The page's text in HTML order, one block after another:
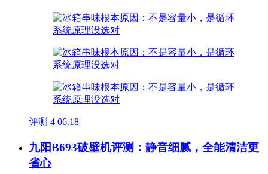
评测 4 06.18
九阳B693破壁机评测：静音细腻，全能清洁更
省心